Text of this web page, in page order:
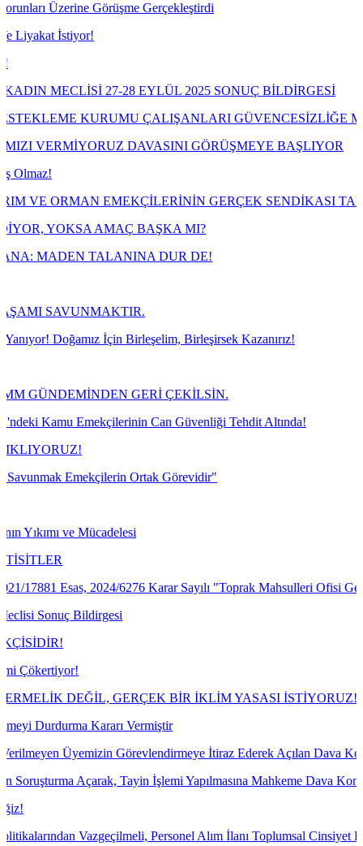
Görüşme Gerçekleştirdi
27-28 EYLÜL 2025 SONUÇ BİLDİRGESİ
ÇALIŞANLARI GÜVENCESİZLİĞE MAHKÛM
DAVASINI GÖRÜŞMEYE BAŞLIYOR
EMEKÇİLERİNİN GERÇEK SENDİKASI TARIM ORKAM-
AMAÇ BAŞKA MI?
TALANINA DUR DE!
İçin Birleşelim, Birleşirsek Kazanırız!
GERİ ÇEKİLSİN.
Can Güvenliği Tehdit Altında!
Ortak Görevidir"
2024/6276 Karar Sayılı "Toprak Mahsulleri Ofisi Genel
GERÇEK BİR İKLİM YASASI İSTİYORUZ!
Kararı Vermiştir
Görevlendirmeye İtiraz Ederek Açılan Dava Konusu Ile Ilgili
Tayin İşlemi Yapılmasına Mahkeme Dava Konusu İşlemin
Personel Alım İlanı Toplumsal Cinsiyet Eşitliği